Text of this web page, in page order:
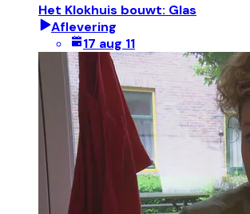
Het Klokhuis bouwt: Glas
Aflevering
17 aug 11